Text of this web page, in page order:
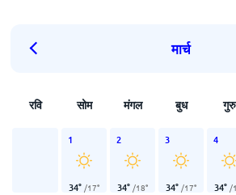
मार्च
रवि सोम मंगल बुध गुरु
1
34° /17°
2
34° /18°
3
34° /17°
4
34° /